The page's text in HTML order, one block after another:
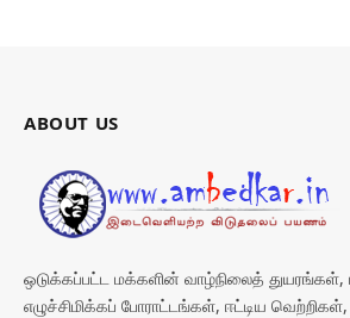
ABOUT US
ஒடுக்கப்பட்ட மக்களின் வாழ்நிலைத்
எழுச்சிமிக்கப் போராட்டங்கள், ஈட்டிய